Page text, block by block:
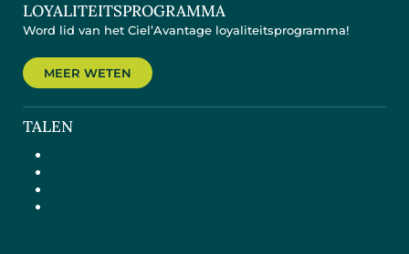
LOYALITEITSPROGRAMMA
Word lid van het Ciel’Avantage loyaliteitsprogramma!
MEER WETEN
TALEN